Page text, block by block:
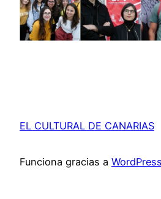
EL CULTURAL DE CANARIAS
Funciona gracias a WordPress